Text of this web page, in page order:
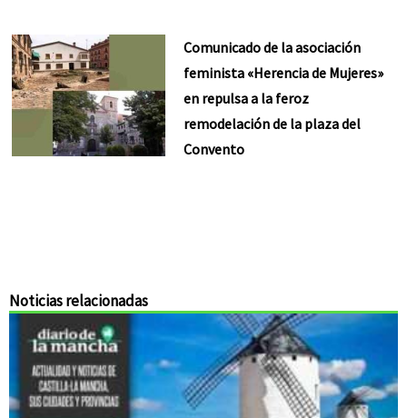
Comunicado de la asociación
feminista «Herencia de Mujeres»
en repulsa a la feroz
remodelación de la plaza del
Convento
Noticias relacionadas